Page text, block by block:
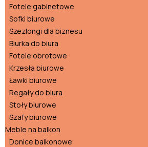
Fotele gabinetowe
Sofki biurowe
Szezlongi dla biznesu
Biurka do biura
Fotele obrotowe
Krzesła biurowe
Ławki biurowe
Regały do biura
Stoły biurowe
Szafy biurowe
Meble na balkon
Donice balkonowe